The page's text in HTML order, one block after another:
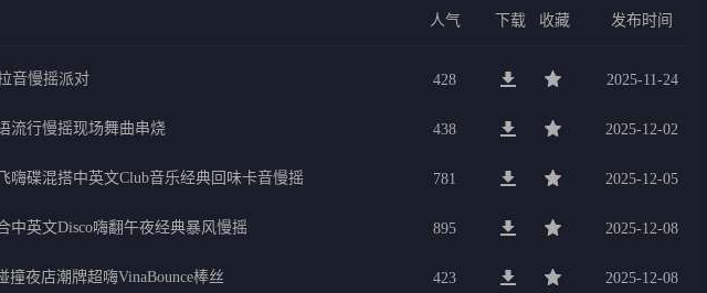
人气 下载 收藏 发布时间
音慢摇派对 428 2025-11-24
流行慢摇现场舞曲串烧 438 2025-12-02
嗨碟混搭中英文Club音乐经典回味卡音慢摇 781 2025-12-05
中英文Disco嗨翻午夜经典暴风慢摇 895 2025-12-08
撞夜店潮牌超嗨VinaBounce棒丝 423 2025-12-08